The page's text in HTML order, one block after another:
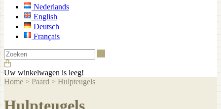
Nederlands
English
Deutsch
Français
Uw winkelwagen is leeg!
Home > Paard > Hulpteugels